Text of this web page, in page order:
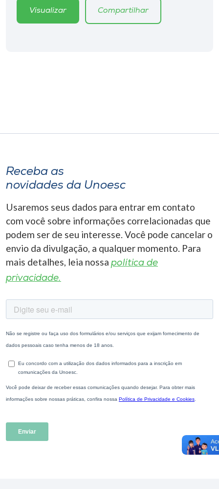
Rádio
A-
Visualizar Compartilhar
Receba as
novidades da Unoesc
Usaremos seus dados para entrar em contato
com você sobre informações correlacionadas que
podem ser de seu interesse. Você pode cancelar o
envio da divulgação, a qualquer momento. Para
mais detalhes, leia nossa política de
privacidade.